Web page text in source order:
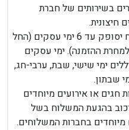
בשירותים של חברת
חיצונית.
המשלוח יסופק עד 6 ימי עסקים (החל
ההזמנה). ימי עסקים
ימי שישי, שבת, ערבי-חג,
שבתון.
חגים או אירועים מיוחדים
בהגעת המשלוח בשל
מיוחדים בחברות המשלוחים.